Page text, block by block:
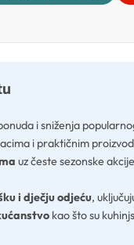
i sniženja
i praktičnim
uz česte sezonske
i dječju odjeću,
kao što su